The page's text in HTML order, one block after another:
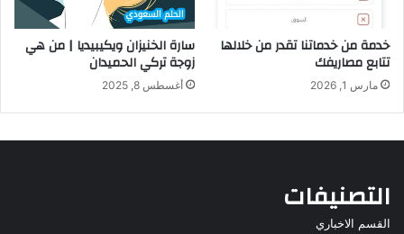
خدمة من خدماتنا تقدر من خلالها
تتابع مصاريفك
مارس 1, 2026
سارة الخنيزان ويكيبيديا | من هي
زوجة تركي الحميدان
أغسطس 8, 2025
التصنيفات
القسم الاخباري